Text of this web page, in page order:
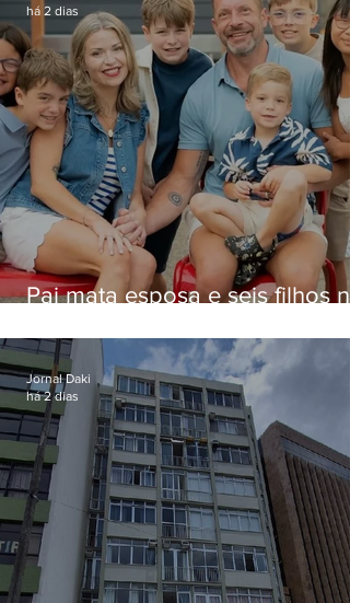
Pai mata esposa e seis filhos
há 2 dias
Jornal Daki
há 2 dias